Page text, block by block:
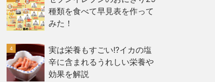
種類を食べて早見表を作って
みた！
実は栄養もすごい!?イカの塩
辛に含まれるうれしい栄養や
効果を解説